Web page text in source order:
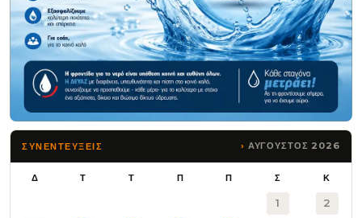
ΣΥΝΕΝΤΕΥΞΕΙΣ ΑΥΓΟΥΣΤΟΣ 2026
Δ Τ Τ Π Π Σ Κ
1 2